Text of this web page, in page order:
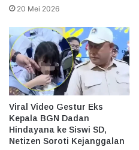
20 Mei 2026
Viral Video Gestur Eks
Kepala BGN Dadan
Hindayana ke Siswi SD,
Netizen Soroti Kejanggalan